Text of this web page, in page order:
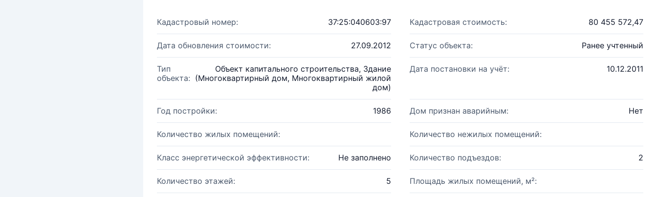
Кадастровый номер: 37:25:040603:97 Кадастровая стоимость: 80 455 572,47
Дата обновления стоимости: 27.09.2012 Статус объекта: Ранее учтенный
Тип
объекта:
Объект капитального строительства, Здание
(Многоквартирный дом, Многоквартирный жилой
дом)
Дата постановки на учёт: 10.12.2011
Год постройки: 1986 Дом признан аварийным: Нет
Количество жилых помещений: Количество нежилых помещений:
Класс энергетической эффективности: Не заполнено Количество подъездов: 2
Количество этажей: 5 Площадь жилых помещений, м²: